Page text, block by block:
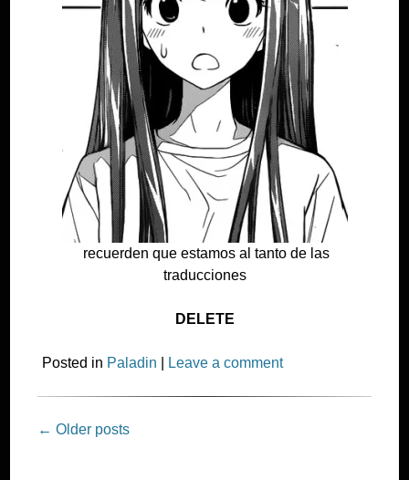
recuerden que estamos al tanto de las
traducciones
DELETE
Posted in Paladin Leave a comment
Post
← Older posts